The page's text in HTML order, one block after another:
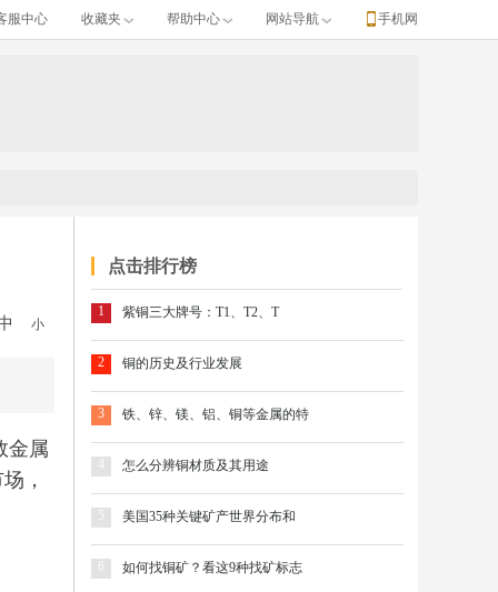
服中心 收藏夹 帮助中心 网站导航 手机网
小
金属
，
点击排行榜
1 紫铜三大牌号：T1、T2、T
2 铜的历史及行业发展
3 铁、锌、镁、铝、铜等金属的特
4 怎么分辨铜材质及其用途
5 美国35种关键矿产世界分布和
如何找铜矿？看这9种找矿标志